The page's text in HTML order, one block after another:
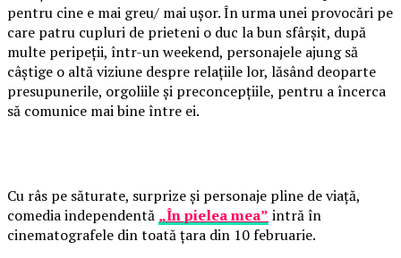
pentru cine e mai greu/ mai ușor. În urma unei provocări pe
care patru cupluri de prieteni o duc la bun sfârșit, după
multe peripeții, într-un weekend, personajele ajung să
câștige o altă viziune despre relațiile lor, lăsând deoparte
presupunerile, orgoliile și preconcepțiile, pentru a încerca
să comunice mai bine între ei.
Cu râs pe săturate, surprize și personaje pline de viață,
comedia independentă „În pielea mea” intră în
cinematografele din toată țara din 10 februarie.